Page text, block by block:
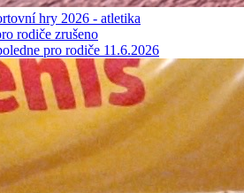
hry 2026 - atletika
rodiče zrušeno
pro rodiče 11.6.2026